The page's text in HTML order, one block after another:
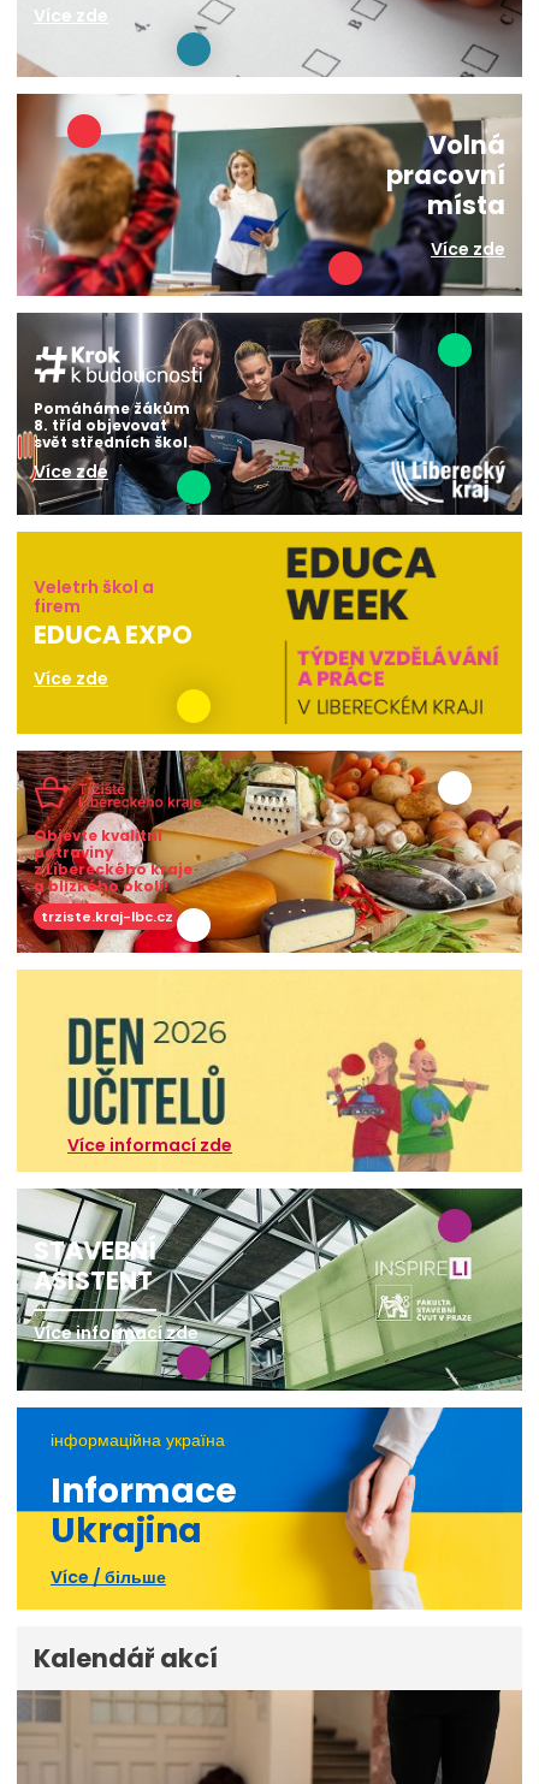
Více zde
Volná
pracovní
místa
Více zde
Pomáháme žákům
8. tříd objevovat
svět středních škol.
Více zde
Veletrh škol a
firem
EDUCA EXPO
Více zde
Objevte kvalitní
potraviny
z Libereckého kraje
a blízkého okolí!
trziste.kraj-lbc.cz
Více informací zde
STAVEBNÍ
ASISTENT
Více informací zde
інформаційна україна
Informace
Ukrajina
Více / більше
Kalendář akcí